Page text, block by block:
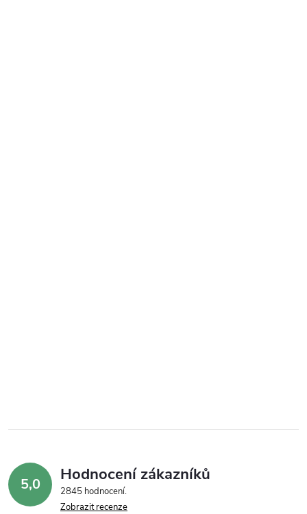
5,0 Hodnocení zákazníků
2845 hodnocení
Zobrazit recenze